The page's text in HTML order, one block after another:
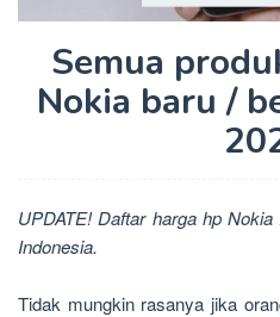
Semua
Nokia baru /
UPDATE! Daftar harga hp
Indonesia.
Tidak mungkin rasanya jika